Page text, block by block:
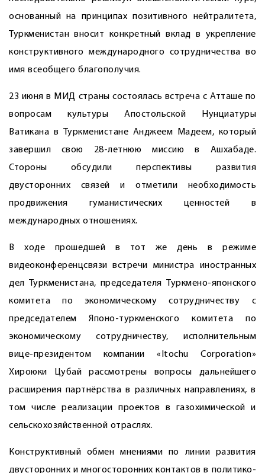
основанный на принципах позитивного нейтралитета,
Туркменистан вносит конкретный вклад в укрепление
конструктивного международного сотрудничества во
имя всеобщего благополучия.
23 июня в МИД страны состоялась встреча с Атташе по
вопросам культуры Апостольской Нунциатуры
Ватикана в Туркменистане Анджеем Мадеем, который
завершил свою 28-летнюю миссию в Ашхабаде.
Стороны обсудили перспективы развития
двусторонних связей и отметили необходимость
продвижения гуманистических ценностей в
международных отношениях.
В ходе прошедшей в тот же день в режиме
видеоконференцсвязи встречи министра иностранных
дел Туркменистана, председателя Туркмено-японского
комитета по экономическому сотрудничеству с
председателем Японо-туркменского комитета по
экономическому сотрудничеству, исполнительным
вице-президентом компании «Itochu Corporation»
Хироюки Цубай рассмотрены вопросы дальнейшего
расширения партнёрства в различных направлениях, в
том числе реализации проектов в газохимической и
сельскохозяйственной отраслях.
Конструктивный обмен мнениями по линии развития
двусторонних и многосторонних контактов в политико-